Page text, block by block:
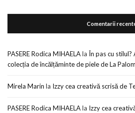
Comentarii
PASERE Rodica MIHAELAla În pas cu stilul?
colecția de încălțăminte de piele de La
Mirela Marin la Izzy cea creativă scrisă de
PASERE Rodica MIHAELAla Izzy cea